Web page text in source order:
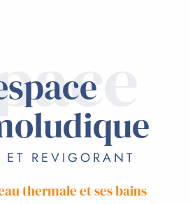
ET REVIGORANT
thermale et ses bains